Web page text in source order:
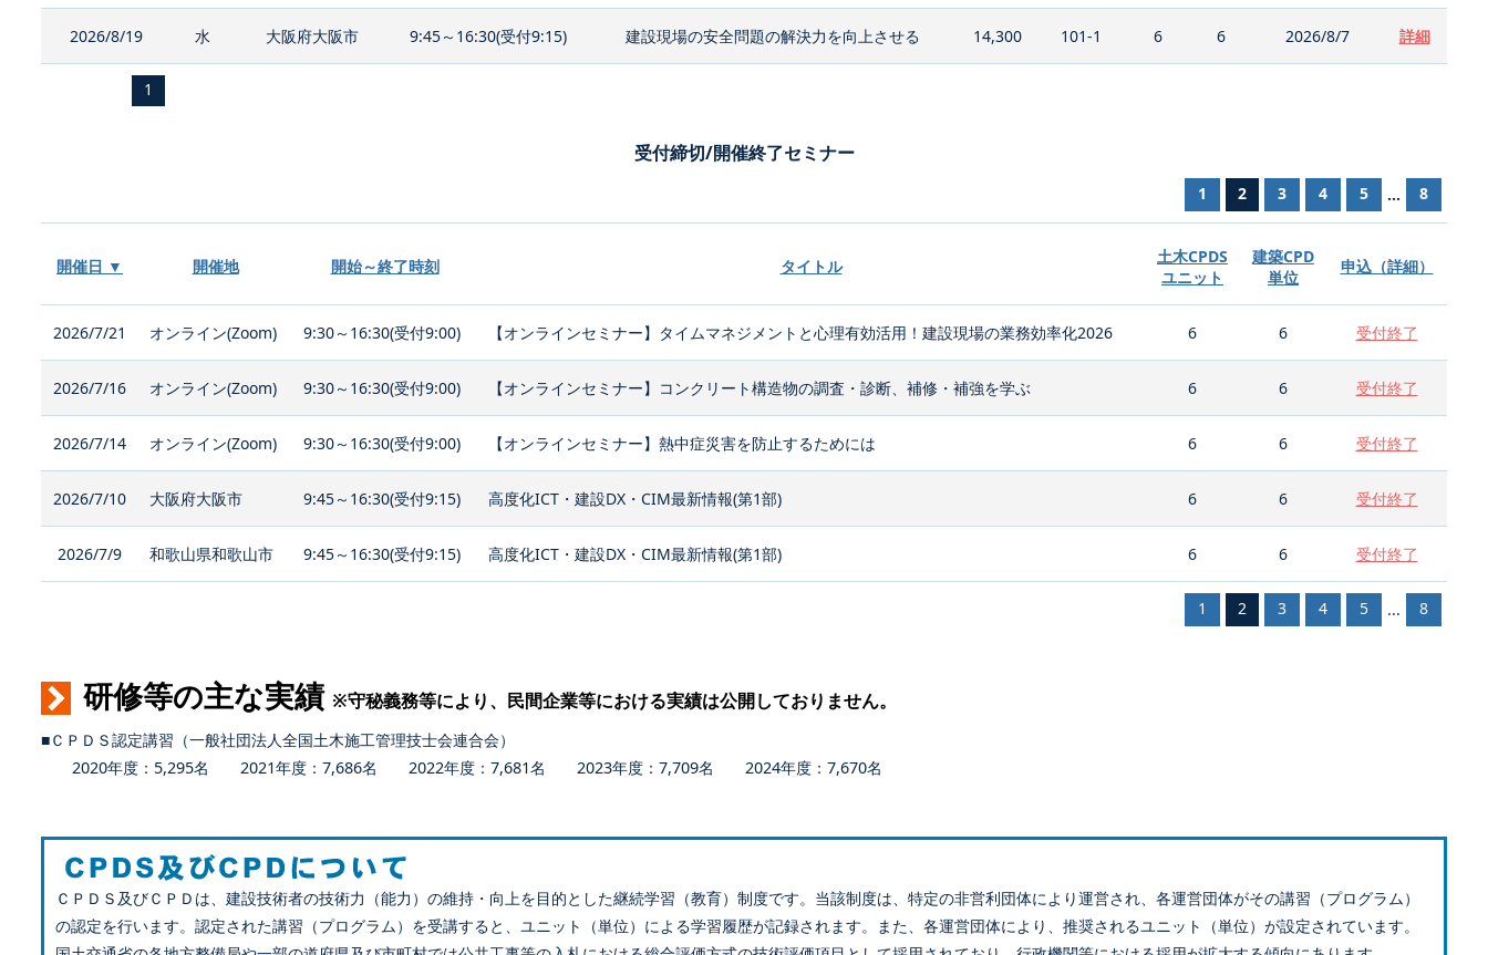
2026/8/19 水 大阪府大阪市 9:45～16:30(受付9:15) 建設現場の安全問題の解決力を向上させる 14,300 101-1 6 6 2026/8/7 詳細
1
受付締切/開催終了セミナー
1 2 3 4 5 ... 8
開催日 ▼ 開催地 開始～終了時刻 タイトル
土木CPDS
ユニット
建築CPD
単位
申込（詳細）
2026/7/21 オンライン(Zoom) 9:30～16:30(受付9:00) 【オンラインセミナー】タイムマネジメントと心理有効活用！建設現場の業務効率化2026 6 6 受付終了
2026/7/16 オンライン(Zoom) 9:30～16:30(受付9:00) 【オンラインセミナー】コンクリート構造物の調査・診断、補修・補強を学ぶ 6 6 受付終了
2026/7/14 オンライン(Zoom) 9:30～16:30(受付9:00) 【オンラインセミナー】熱中症災害を防止するためには 6 6 受付終了
2026/7/10 大阪府大阪市 9:45～16:30(受付9:15) 高度化ICT・建設DX・CIM最新情報(第1部) 6 6 受付終了
2026/7/9 和歌山県和歌山市 9:45～16:30(受付9:15) 高度化ICT・建設DX・CIM最新情報(第1部) 6 6 受付終了
1 2 3 4 5 ... 8
研修等の主な実績 ※守秘義務等により、民間企業等における実績は公開しておりません。
■ＣＰＤＳ認定講習（一般社団法人全国土木施工管理技士会連合会）
2020年度：5,295名 2021年度：7,686名 2022年度：7,681名 2023年度：7,709名 2024年度：7,670名
ＣＰＤＳ及びＣＰＤは、建設技術者の技術力（能力）の維持・向上を目的とした継続学習（教育）制度です。当該制度は、特定の非営利団体により運営され、各運営団体がその講習（プログラム）
の認定を行います。認定された講習（プログラム）を受講すると、ユニット（単位）による学習履歴が記録されます。また、各運営団体により、推奨されるユニット（単位）が設定されています。